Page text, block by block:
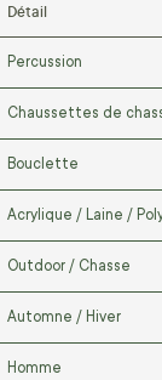
Détail
Percussion
Chaussettes de
Bouclette
Acrylique / Laine /
Outdoor / Chasse
Automne / Hiver
Homme